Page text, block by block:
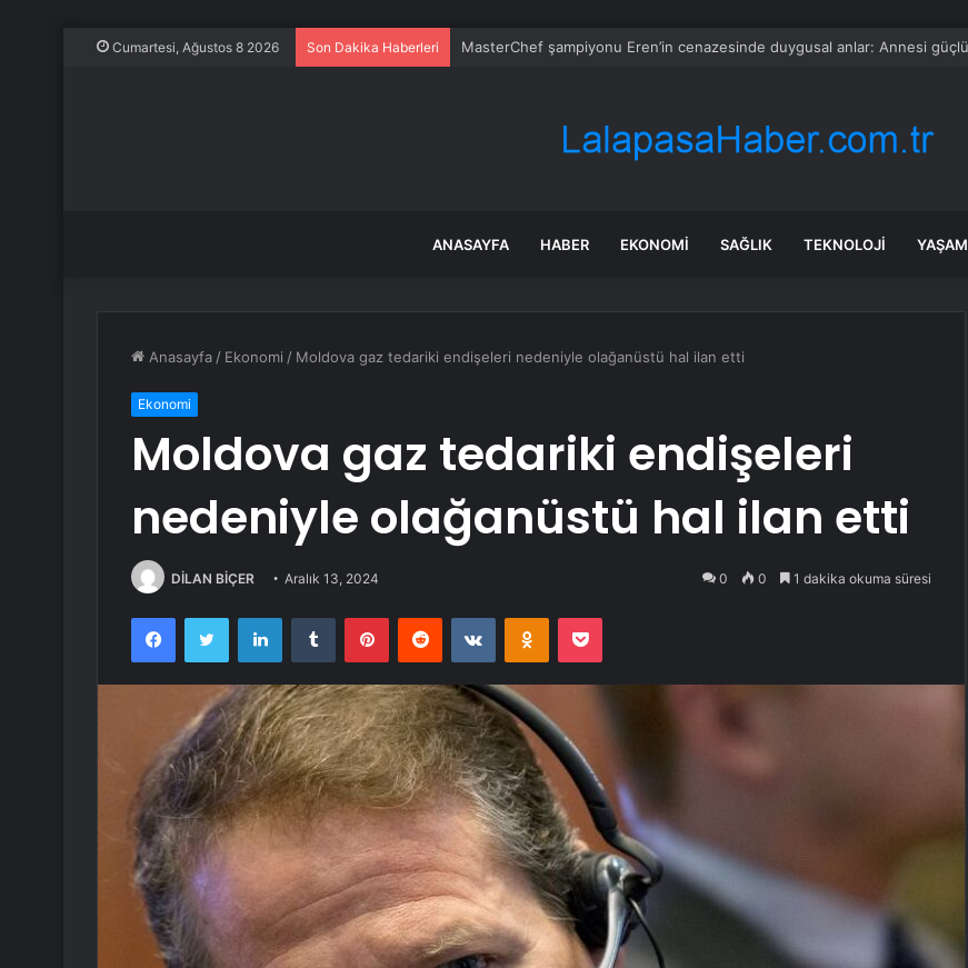
Cumartesi, Ağustos 8 2026 Son Dakika Haberleri Trump: Şi ve Putin İran’a silah satmayacaklarını söyledi
ANASAYFA HABER EKONOMI SAĞLIK TEKNOLOJI YAŞAM
Anasayfa / Ekonomi / Moldova gaz tedariki endişeleri nedeniyle olağanüstü hal ilan etti
Ekonomi
Moldova gaz tedariki endişeleri
nedeniyle olağanüstü hal ilan etti
DİLAN BİÇER Aralık 13, 2024 0 0 1 dakika okuma süresi
FacebookTwitter LinkedInTumblr PinterestReddit VKontakteOdnoklassniki
Pocket